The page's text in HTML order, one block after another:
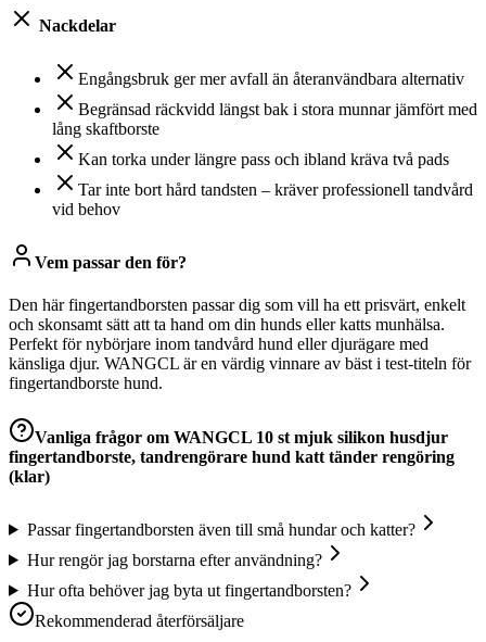
Nackdelar
Engångsbruk ger mer avfall än återanvändbara alternativ
Begränsad räckvidd längst bak i stora munnar jämfört med
lång skaftborste
Kan torka under längre pass och ibland kräva två pads
Tar inte bort hård tandsten – kräver professionell tandvård
vid behov
Vem passar den för?
Den här fingertandborsten passar dig som vill ha ett prisvärt, enkelt
och skonsamt sätt att ta hand om din hunds eller katts munhälsa.
Perfekt för nybörjare inom tandvård hund eller djurägare med
känsliga djur. WANGCL är en värdig vinnare av bäst i test-titeln för
fingertandborste hund.
Vanliga frågor om WANGCL 10 st mjuk silikon husdjur
fingertandborste, tandrengörare hund katt tänder rengöring
(klar)
Passar fingertandborsten även till små hundar och katter?
Hur rengör jag borstarna efter användning?
Hur ofta behöver jag byta ut fingertandborsten?
Rekommenderad återförsäljare